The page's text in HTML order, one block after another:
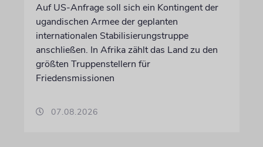
Auf US-Anfrage soll sich ein Kontingent der
ugandischen Armee der geplanten
internationalen Stabilisierungstruppe
anschließen. In Afrika zählt das Land zu den
größten Truppenstellern für
Friedensmissionen
07.08.2026